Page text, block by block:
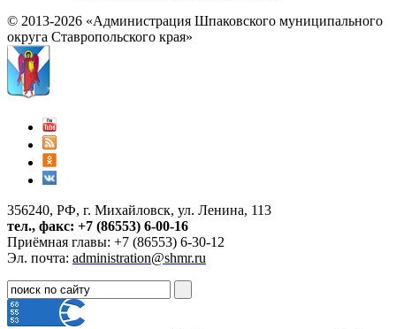
© 2013-2026 «Администрация Шпаковского муниципального
округа Ставропольского края»
356240, РФ, г. Михайловск, ул. Ленина, 113
тел., факс: +7 (86553) 6-00-16
Приёмная главы: +7 (86553) 6-30-12
Эл. почта: administration@shmr.ru